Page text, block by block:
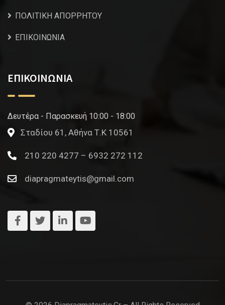
ΠΟΛΙΤΙΚΗ ΑΠΟΡΡΗΤΟΥ
ΕΠΙΚΟΙΝΩΝΙΑ
ΕΠΙΚΟΙΝΩΝΙΑ
Δευτέρα - Παρασκευή 10:00 - 18:00
Σταδίου 61, Αθήνα Τ.Κ 10561
210 220 4277 – 6932 272 112
diapragmateytis@gmail.com